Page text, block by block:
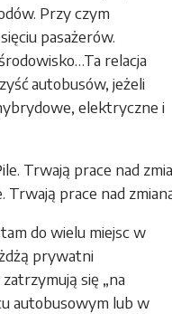
Przy czym
pasażerów.
relacja
autobusów, jeżeli
elektryczne i
prace nad
do wielu miejsc w
prywatni
się „na
autobusowym lub w